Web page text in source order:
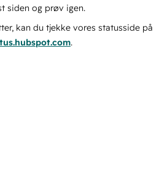
siden og prøv igen.
kan du tjekke vores statusside på
.